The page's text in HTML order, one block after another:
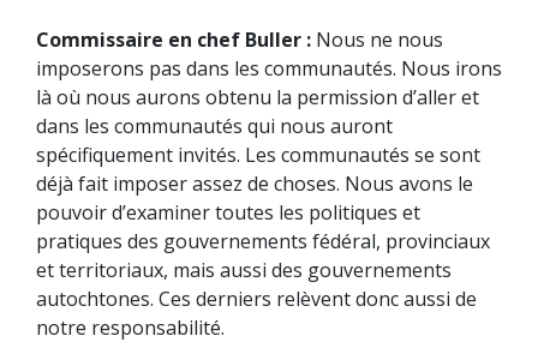
Commissaire en chef Buller : Nous ne nous
imposerons pas dans les communautés. Nous irons
là où nous aurons obtenu la permission d’aller et
dans les communautés qui nous auront
spécifiquement invités. Les communautés se sont
déjà fait imposer assez de choses. Nous avons le
pouvoir d’examiner toutes les politiques et
pratiques des gouvernements fédéral, provinciaux
et territoriaux, mais aussi des gouvernements
autochtones. Ces derniers relèvent donc aussi de
notre responsabilité.